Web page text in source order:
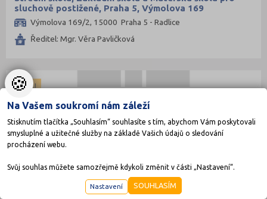
sluchově postižené, Praha 5, Výmolova 169
Výmolova 169/2, 15000 Praha 5 - Radlice
Ředitel: Mgr. Věra Pavličková
KRAJ
Střední škola, Základní škola a Mateřská škola, Praha
10, Chotouňská 476
Ředitel: PhDr. Josef Novotný, CSc.
🍪
Na Vašem soukromí nám záleží
Stisknutím tlačítka „Souhlasím“ souhlasíte s tím, abychom Vám poskytovali
smysluplné a užitečné služby na základě Vašich údajů o sledování
procházení webu.
Svůj souhlas můžete samozřejmě kdykoli změnit v části „Nastavení“.
Nastavení SOUHLASÍM